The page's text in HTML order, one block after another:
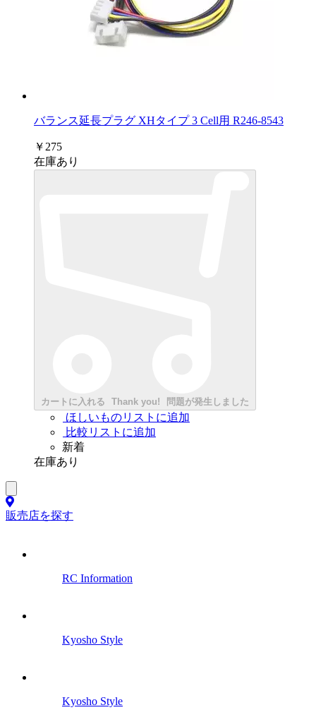
バランス延長プラグ XHタイプ 3 Cell用 R246-8543
￥275
在庫あり
カートに入れる Thank you! 問題が発生しました
ほしいものリストに追加
比較リストに追加
新着
在庫あり
販売店を探す
RC Information
Kyosho Style
Kyosho Style